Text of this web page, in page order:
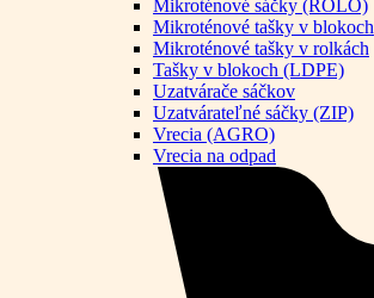
Mikroténové sáčky (ROLO)
Mikroténové tašky v blokoch
Mikroténové tašky v rolkách
Tašky v blokoch (LDPE)
Uzatvárače sáčkov
Uzatvárateľné sáčky (ZIP)
Vrecia (AGRO)
Vrecia na odpad